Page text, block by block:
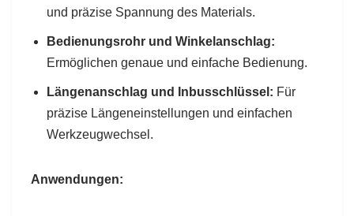
und präzise Spannung des Materials.
Bedienungsrohr und Winkelanschlag:
Ermöglichen genaue und einfache Bedienung.
Längenanschlag und Inbusschlüssel: Für
präzise Längeneinstellungen und einfachen
Werkzeugwechsel.
Anwendungen: